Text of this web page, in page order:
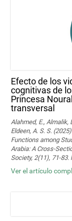
Efecto de los
cognitivas de
Princesa
transversal
Alahmed, E., Almalik,
Eldeen, A. S. S.
Functions among
Arabia: A Cross-
Society, 2(11), 71-
Ver el artículo